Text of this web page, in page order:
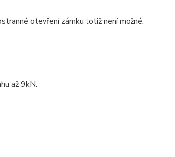
otevření zámku totiž není možné,
až 9kN.